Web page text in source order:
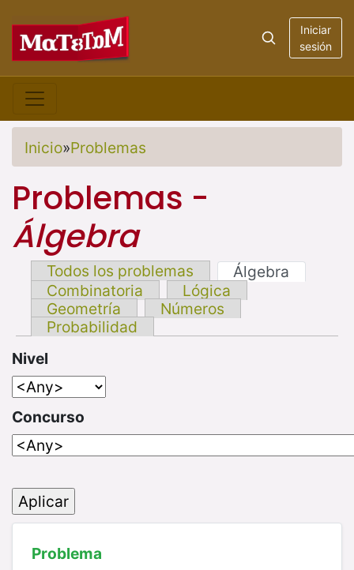
Iniciar
sesión
Inicio»Problemas
Problemas -
Álgebra
Todos los problemas
Álgebra
Combinatoria
Lógica
Geometría
Números
Probabilidad
Nivel
Concurso
Problema